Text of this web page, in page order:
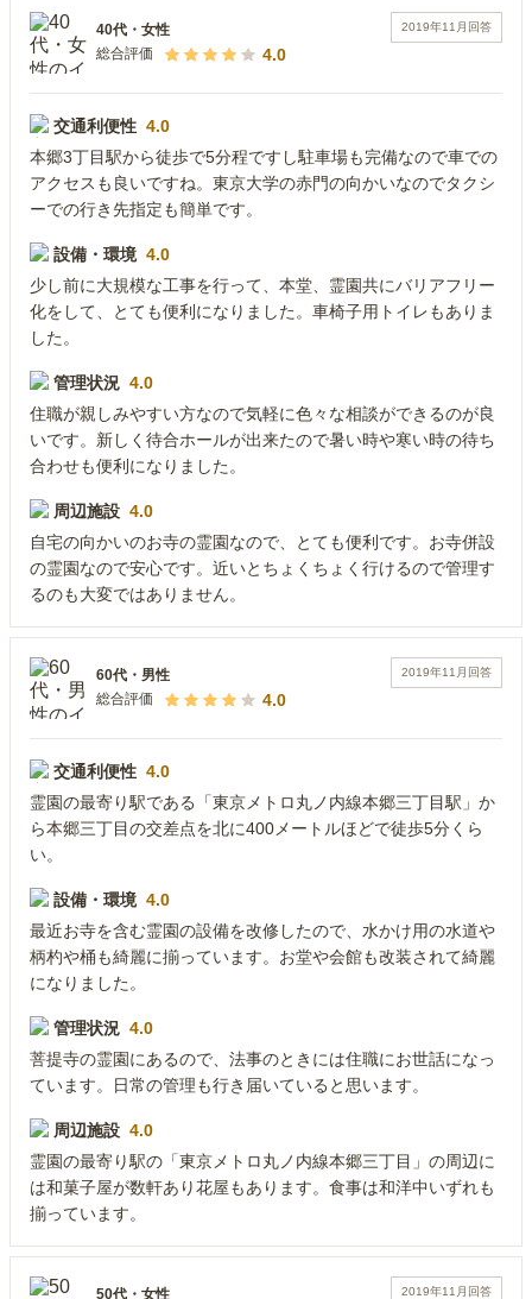
2019年11月 回答
40代 ・ 女性
総合評価
4.0
交通利便性 4.0
本郷3丁目駅から徒歩で5分程ですし駐車場も完備なので車での
アクセスも良いですね。東京大学の赤門の向かいなのでタクシ
ーでの行き先指定も簡単です。
設備・環境 4.0
少し前に大規模な工事を行って、本堂、霊園共にバリアフリー
化をして、とても便利になりました。車椅子用トイレもありま
した。
管理状況 4.0
住職が親しみやすい方なので気軽に色々な相談ができるのが良
いです。新しく待合ホールが出来たので暑い時や寒い時の待ち
合わせも便利になりました。
周辺施設 4.0
自宅の向かいのお寺の霊園なので、とても便利です。お寺併設
の霊園なので安心です。近いとちょくちょく行けるので管理す
るのも大変ではありません。
2019年11月 回答
60代 ・ 男性
総合評価
4.0
交通利便性 4.0
霊園の最寄り駅である「東京メトロ丸ノ内線本郷三丁目駅」か
ら本郷三丁目の交差点を北に400メートルほどで徒歩5分くら
い。
設備・環境 4.0
最近お寺を含む霊園の設備を改修したので、水かけ用の水道や
柄杓や桶も綺麗に揃っています。お堂や会館も改装されて綺麗
になりました。
管理状況 4.0
菩提寺の霊園にあるので、法事のときには住職にお世話になっ
ています。日常の管理も行き届いていると思います。
周辺施設 4.0
霊園の最寄り駅の「東京メトロ丸ノ内線本郷三丁目」の周辺に
は和菓子屋が数軒あり花屋もあります。食事は和洋中いずれも
揃っています。
2019年11月 回答
50代 ・ 女性